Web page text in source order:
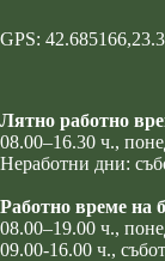
GPS:
Лятно работно
08.00–16.30 ч.,
Неработни дни:
Работно време на
08.00–19.00 ч.,
09.00-16.00 ч.,